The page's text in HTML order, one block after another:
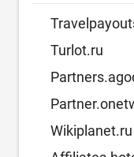
Turlot.ru
Wikiplanet.ru